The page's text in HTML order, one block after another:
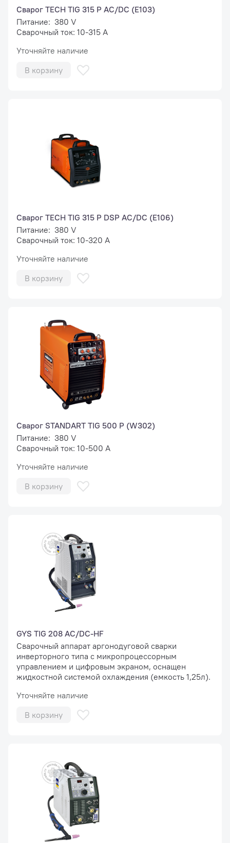
Сварог TECH TIG 315 P AC/DC (E103)
Питание: 380 V
Сварочный ток: 10-315 А
Уточняйте наличие
В корзину
Сварог TECH TIG 315 P DSP AC/DC (E106)
Питание: 380 V
Сварочный ток: 10-320 А
Уточняйте наличие
В корзину
Сварог STANDART TIG 500 P (W302)
Питание: 380 V
Сварочный ток: 10-500 А
Уточняйте наличие
В корзину
GYS TIG 208 AC/DC-HF
Сварочный аппарат аргонодуговой сварки
инверторного типа с микропроцессорным
управлением и цифровым экраном, оснащен
жидкостной системой охлаждения (емкость 1,25л).
Уточняйте наличие
В корзину